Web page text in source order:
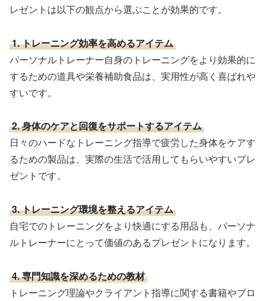
レゼントは以下の観点から選ぶことが効果的です。
1. トレーニング効率を高めるアイテム
パーソナルトレーナー自身のトレーニングをより効果的に
するための道具や栄養補助食品は、実用性が高く喜ばれや
すいです。
2. 身体のケアと回復をサポートするアイテム
日々のハードなトレーニング指導で疲労した身体をケアす
るための製品は、実際の生活で活用してもらいやすいプレ
ゼントです。
3. トレーニング環境を整えるアイテム
自宅でのトレーニングをより快適にする用品も、パーソナ
ルトレーナーにとって価値のあるプレゼントになります。
4. 専門知識を深めるための教材
トレーニング理論やクライアント指導に関する書籍やプロ